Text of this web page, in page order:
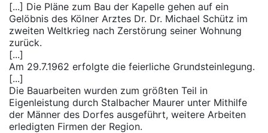
[...] Die Pläne zum Bau der Kapelle gehen auf ein
Gelöbnis des Kölner Arztes Dr. Dr. Michael Schütz im
zweiten Weltkrieg nach Zerstörung seiner Wohnung
zurück.
[...]
Am 29.7.1962 erfolgte die feierliche Grundsteinlegung.
[...]
Die Bauarbeiten wurden zum größten Teil in
Eigenleistung durch Stalbacher Maurer unter Mithilfe
der Männer des Dorfes ausgeführt, weitere Arbeiten
erledigten Firmen der Region.